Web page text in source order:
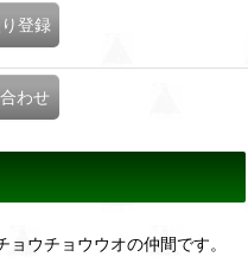
登録
わせ
ウチョウウオの仲間です。